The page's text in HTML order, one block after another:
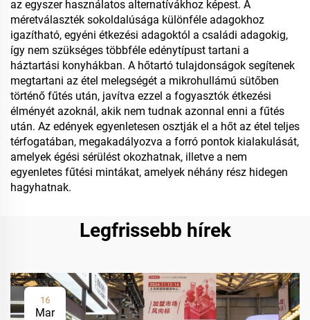
az egyszer használatos alternatívákhoz képest. A
méretválaszték sokoldalúsága különféle adagokhoz
igazítható, egyéni étkezési adagoktól a családi adagokig,
így nem szükséges többféle edénytípust tartani a
háztartási konyhákban. A hőtartó tulajdonságok segítenek
megtartani az étel melegségét a mikrohullámú sütőben
történő fűtés után, javítva ezzel a fogyasztók étkezési
élményét azoknál, akik nem tudnak azonnal enni a fűtés
után. Az edények egyenletesen osztják el a hőt az étel teljes
térfogatában, megakadályozva a forró pontok kialakulását,
amelyek égési sérülést okozhatnak, illetve a nem
egyenletes fűtési mintákat, amelyek néhány rész hidegen
hagyhatnak.
Legfrissebb hírek
16
Mar